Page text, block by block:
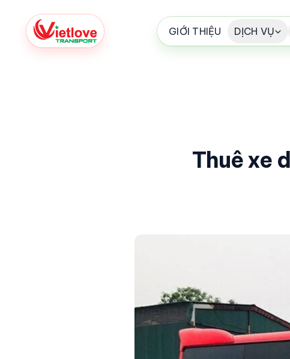
GIỚI THIỆU DỊCH VỤ
Thuê xe